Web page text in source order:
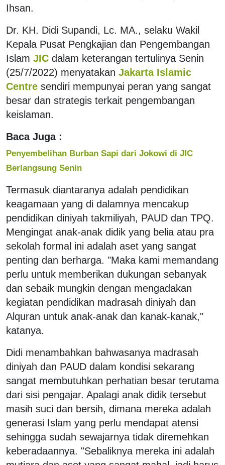
Ihsan.
Dr. KH. Didi Supandi, Lc. MA., selaku Wakil
Kepala Pusat Pengkajian dan Pengembangan
Islam JIC dalam keterangan tertulinya Senin
(25/7/2022) menyatakan Jakarta Islamic
Centre sendiri mempunyai peran yang sangat
besar dan strategis terkait pengembangan
keislaman.
Baca Juga :
Penyembelihan Burban Sapi dari Jokowi di JIC
Berlangsung Senin
Termasuk diantaranya adalah pendidikan
keagamaan yang di dalamnya mencakup
pendidikan diniyah takmiliyah, PAUD dan TPQ.
Mengingat anak-anak didik yang belia atau pra
sekolah formal ini adalah aset yang sangat
penting dan berharga. "Maka kami memandang
perlu untuk memberikan dukungan sebanyak
dan sebaik mungkin dengan mengadakan
kegiatan pendidikan madrasah diniyah dan
Alquran untuk anak-anak dan kanak-kanak,"
katanya.
Didi menambahkan bahwasanya madrasah
diniyah dan PAUD dalam kondisi sekarang
sangat membutuhkan perhatian besar terutama
dari sisi pengajar. Apalagi anak didik tersebut
masih suci dan bersih, dimana mereka adalah
generasi Islam yang perlu mendapat atensi
sehingga sudah sewajarnya tidak diremehkan
keberadaannya. "Sebaliknya mereka ini adalah